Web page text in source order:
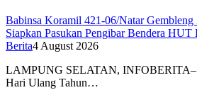
Babinsa Koramil 421-06/Natar Gembleng
Siapkan Pasukan Pengibar Bendera
Berita4 August 2026
LAMPUNG SELATAN, INFOBERITA–
Hari Ulang Tahun…